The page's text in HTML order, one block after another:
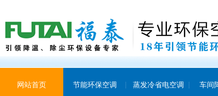
网站首页 节能环保空调 蒸发冷省电空调 车间